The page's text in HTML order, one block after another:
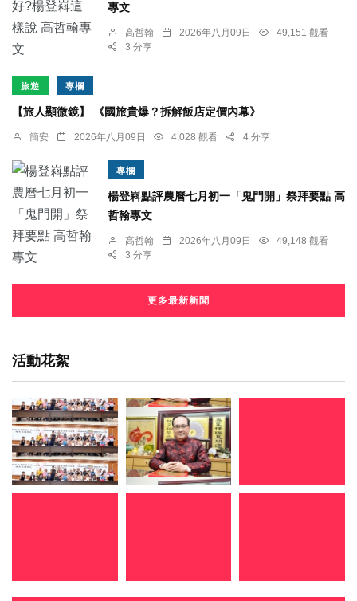
專文
高哲翰 2026年八月09日
49,151 觀看
3 分享
旅遊 專欄
【旅人顯微鏡】 《國旅貴爆？拆解飯店定價內幕》
簡安 2026年八月09日 4,028 觀看 4 分享
專欄
楊登嵙點評農曆七月初一「鬼門開」祭拜要點 高
哲翰專文
高哲翰 2026年八月09日
49,148 觀看
3 分享
更多最新新聞
活動花絮